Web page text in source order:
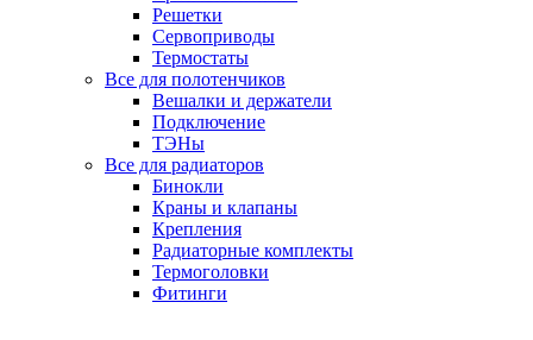
Решетки
Сервоприводы
Термостаты
Все для полотенчиков
Вешалки и держатели
Подключение
ТЭНы
Все для радиаторов
Бинокли
Краны и клапаны
Крепления
Радиаторные комплекты
Термоголовки
Фитинги